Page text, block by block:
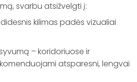
svarbu atsižvelgti į:
kilimas padės vizualiai
– koridoriuose ir
atsparesni, lengvai